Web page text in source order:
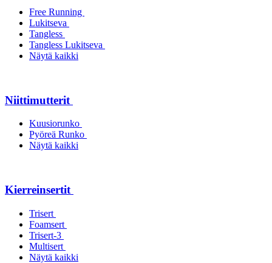
Free Running
Lukitseva
Tangless
Tangless Lukitseva
Näytä kaikki
Niittimutterit
Kuusiorunko
Pyöreä Runko
Näytä kaikki
Kierreinsertit
Trisert
Foamsert
Trisert-3
Multisert
Näytä kaikki